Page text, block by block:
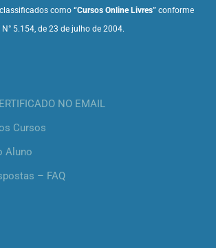
como “Cursos Online Livres” conforme
5.154, de 23 de julho de 2004.
NO EMAIL
Cursos
Aluno
– FAQ